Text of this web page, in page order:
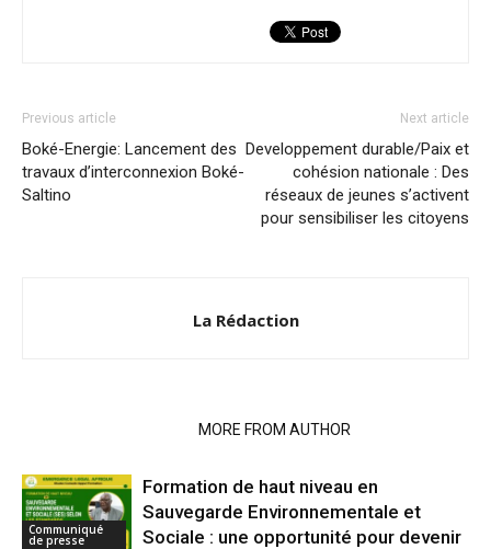
Previous article
Boké-Energie: Lancement des
travaux d’interconnexion Boké-
Saltino
Next article
Developpement durable/Paix et
cohésion nationale : Des
réseaux de jeunes s’activent
pour sensibiliser les citoyens
La Rédaction
MORE FROM AUTHOR
Communiqué
de presse
Formation de haut niveau en
Sauvegarde Environnementale et
Sociale : une opportunité pour devenir